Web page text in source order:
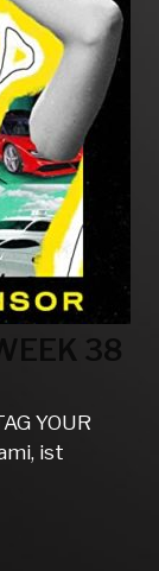
38
YOUR
ist